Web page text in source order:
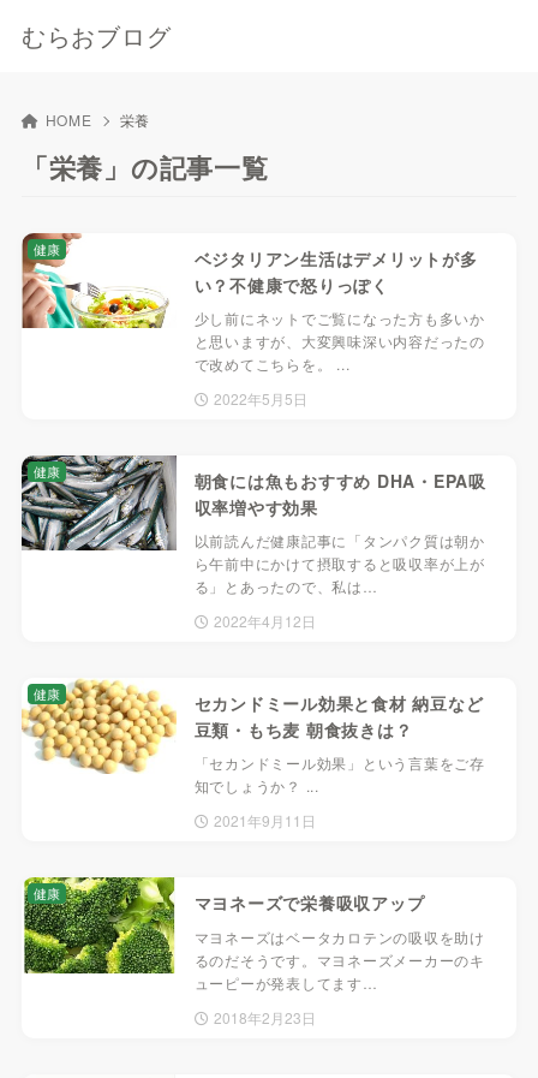
むらおブログ
HOME 栄養
「栄養」の記事一覧
ベジタリアン生活はデメリットが多
い？不健康で怒りっぽく
少し前にネットでご覧になった方も多いか
と思いますが、大変興味深い内容だったの
で改めてこちらを。 ...
2022年5月5日
健康
朝食には魚もおすすめ DHA・EPA吸
収率増やす効果
以前読んだ健康記事に「タンパク質は朝か
ら午前中にかけて摂取すると吸収率が上が
る」とあったので、私は…
2022年4月12日
健康
セカンドミール効果と食材 納豆など
豆類・もち麦 朝食抜きは？
「セカンドミール効果」という言葉をご存
知でしょうか？ ...
2021年9月11日
健康
マヨネーズで栄養吸収アップ
マヨネーズはベータカロテンの吸収を助け
るのだそうです。マヨネーズメーカーのキ
ューピーが発表してます…
2018年2月23日
健康